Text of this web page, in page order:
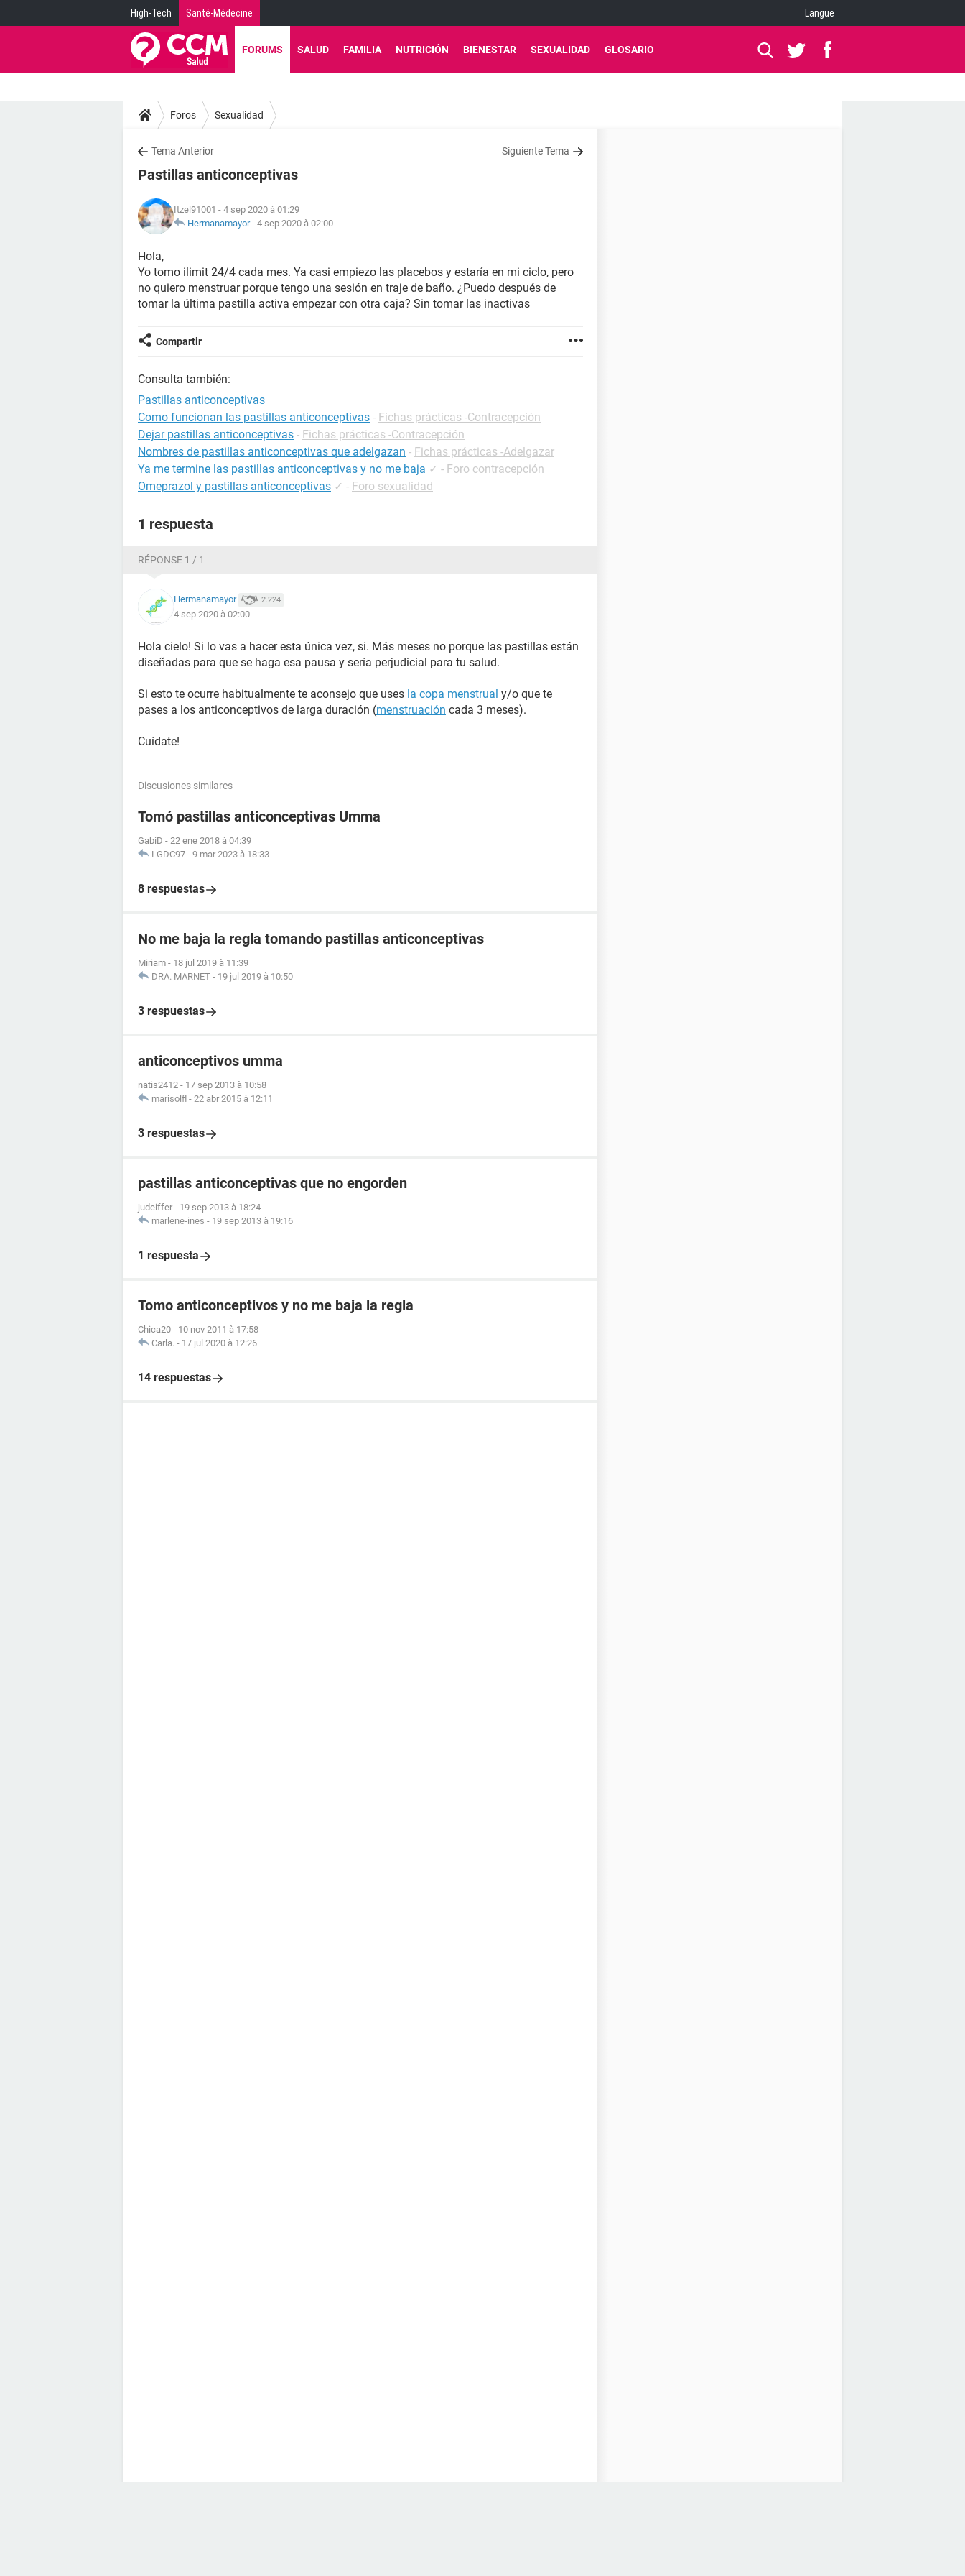
High-Tech Santé-Médecine Langue
FORUMS SALUD FAMILIA NUTRICIÓN BIENESTAR SEXUALIDAD GLOSARIO
Foros Sexualidad
Tema Anterior Siguiente Tema
Pastillas anticonceptivas
Itzel91001 - 4 sep 2020 à 01:29
Hermanamayor- 4 sep 2020 à 02:00
Hola,
Yo tomo ilimit 24/4 cada mes. Ya casi empiezo las placebos y estaría en mi ciclo, pero
no quiero menstruar porque tengo una sesión en traje de baño. ¿Puedo después de
tomar la última pastilla activa empezar con otra caja? Sin tomar las inactivas
Compartir
Consulta también:
Pastillas anticonceptivas
Como funcionan las pastillas anticonceptivas - Fichas prácticas -Contracepción
Dejar pastillas anticonceptivas - Fichas prácticas -Contracepción
Nombres de pastillas anticonceptivas que adelgazan - Fichas prácticas -Adelgazar
Ya me termine las pastillas anticonceptivas y no me baja ✓ - Foro contracepción
Omeprazol y pastillas anticonceptivas ✓ - Foro sexualidad
1 respuesta
RÉPONSE 1 / 1
Hermanamayor 2.224
4 sep 2020 à 02:00
Hola cielo! Si lo vas a hacer esta única vez, si. Más meses no porque las pastillas están
diseñadas para que se haga esa pausa y sería perjudicial para tu salud.
Si esto te ocurre habitualmente te aconsejo que uses la copa menstrual y/o que te
pases a los anticonceptivos de larga duración (menstruación cada 3 meses).
Cuídate!
Discusiones similares
Tomó pastillas anticonceptivas Umma
GabiD - 22 ene 2018 à 04:39
LGDC97 - 9 mar 2023 à 18:33
8 respuestas
No me baja la regla tomando pastillas anticonceptivas
Miriam - 18 jul 2019 à 11:39
DRA. MARNET - 19 jul 2019 à 10:50
3 respuestas
anticonceptivos umma
natis2412 - 17 sep 2013 à 10:58
marisolfl - 22 abr 2015 à 12:11
3 respuestas
pastillas anticonceptivas que no engorden
judeiffer - 19 sep 2013 à 18:24
marlene-ines - 19 sep 2013 à 19:16
1 respuesta
Tomo anticonceptivos y no me baja la regla
Chica20 - 10 nov 2011 à 17:58
Carla. - 17 jul 2020 à 12:26
14 respuestas